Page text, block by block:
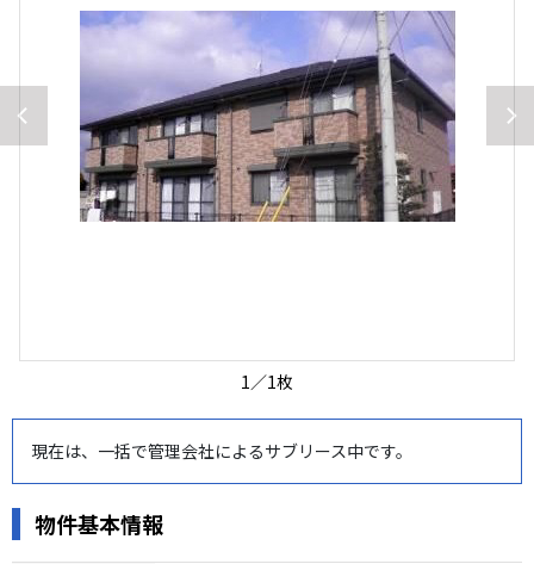
1／1枚
現在は、一括で管理会社によるサブリース中です。
物件基本情報